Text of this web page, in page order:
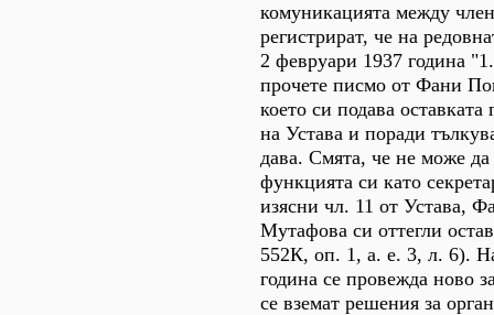
комуникацията между
регистрират, че на
2 февруари 1937 година
прочете писмо от Фани
което си подава
на Устава и поради
дава. Смята, че не може да
функцията си като
изясни чл. 11 от Устава,
Мутафова си оттегли
552К, оп. 1, а. е. 3, л. 6).
година се провежда ново
се вземат решения за